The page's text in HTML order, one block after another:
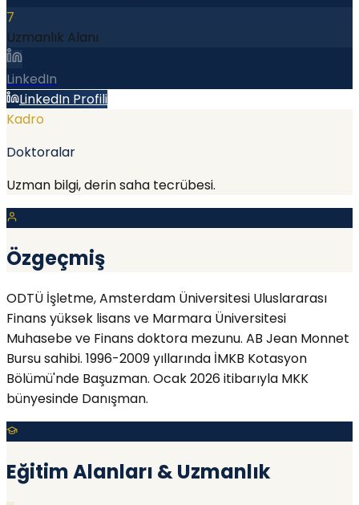
7
Uzmanlık Alanı
LinkedIn
LinkedIn Profili
Kadro
Doktoralar
Uzman bilgi, derin saha tecrübesi.
Özgeçmiş
ODTÜ İşletme, Amsterdam Üniversitesi Uluslararası
Finans yüksek lisans ve Marmara Üniversitesi
Muhasebe ve Finans doktora mezunu. AB Jean Monnet
Bursu sahibi. 1996-2009 yıllarında İMKB Kotasyon
Bölümü'nde Başuzman. Ocak 2026 itibarıyla MKK
bünyesinde Danışman.
Eğitim Alanları & Uzmanlık